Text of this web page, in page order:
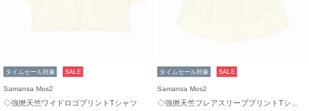
タイムセール対象 SALE
Samansa Mos2
◇強撚天竺ワイドロゴプリントTシャツ
タイムセール対象 SALE
Samansa Mos2